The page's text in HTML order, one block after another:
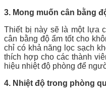
3. Mong muốn cân bằng
Thiết bị này sẽ là một lựa
cân bằng độ ẩm tốt cho
chỉ có khả năng lọc sạch
thích hợp cho các thành
hiệu nhiệt độ phòng để
4. Nhiệt độ trong phòng